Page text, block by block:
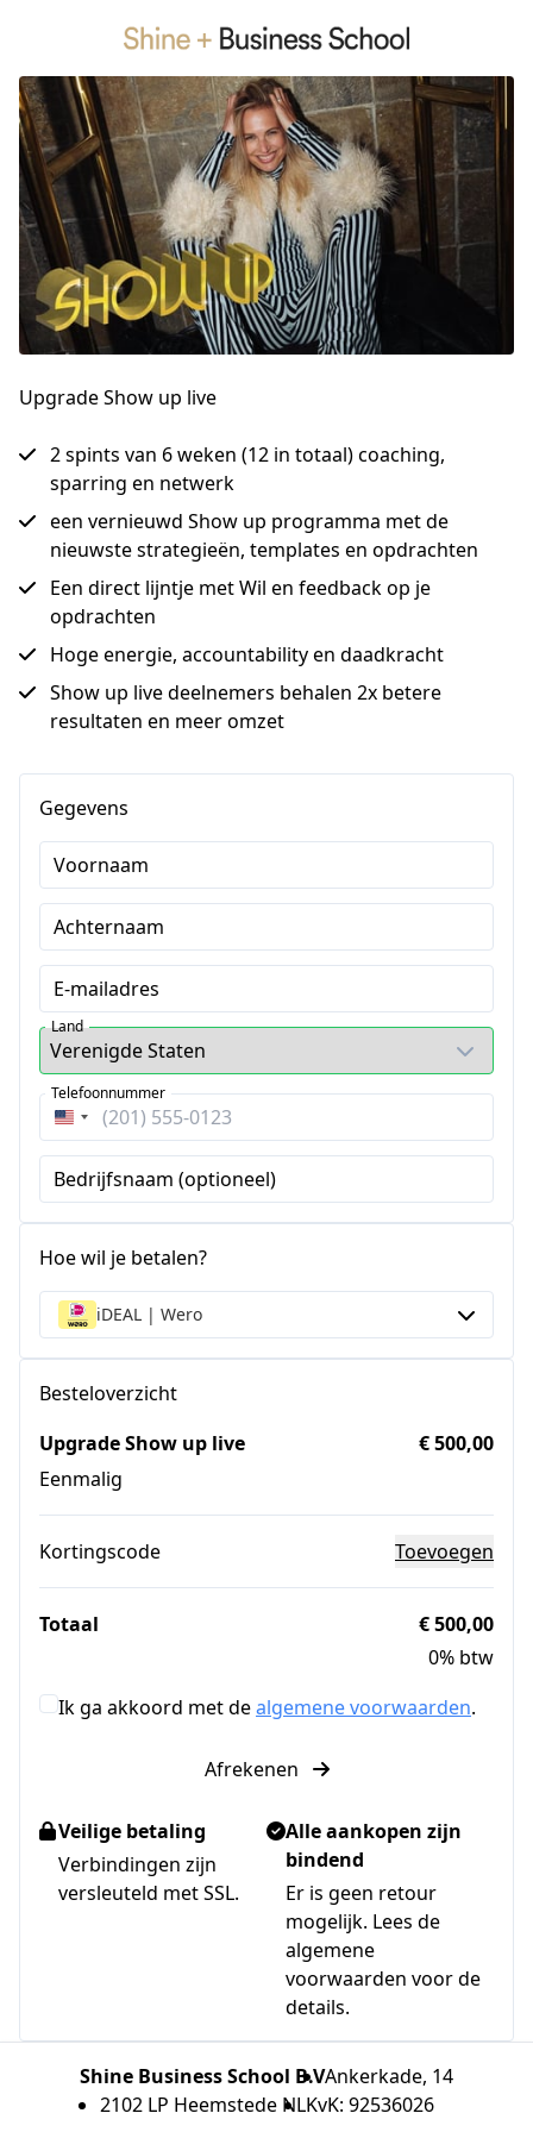
Upgrade Show up live
2 spints van 6 weken (12 in totaal) coaching,
sparring en netwerk
een vernieuwd Show up programma met de
nieuwste strategieën, templates en opdrachten
Een direct lijntje met Wil en feedback op je
opdrachten
Hoge energie, accountability en daadkracht
Show up live deelnemers behalen 2x betere
resultaten en meer omzet
Gegevens
Voornaam
Achternaam
E-mailadres
Land
Verenigde
Staten
+1
Telefoonnummer
Bedrijfsnaam (optioneel)
Hoe wil je betalen?
iDEAL | Wero
Besteloverzicht
Upgrade Show up live
Eenmalig
€ 500,00
Kortingscode Toevoegen
Totaal
€ 500,00
0% btw
Ik ga akkoord met dealgemene voorwaarden.
Afrekenen
Veilige betaling
Verbindingen zijn
versleuteld met SSL.
Alle aankopen zijn
bindend
Er is geen retour
mogelijk. Lees de
algemene
voorwaarden voor de
details.
Shine Business School B.VAnkerkade, 14
2102 LP Heemstede NLKvK: 92536026